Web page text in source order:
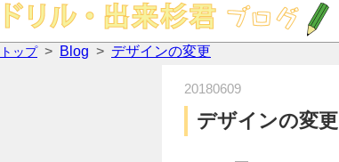
トップ> Blog > デザインの変更
20180609
デザインの変更